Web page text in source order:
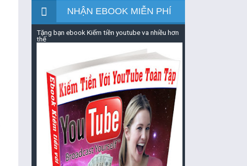
NHẬN EBOOK MIỄN PHÍ
Tặng bạn ebook Kiếm tiền youtube va nhiều hơn
thế